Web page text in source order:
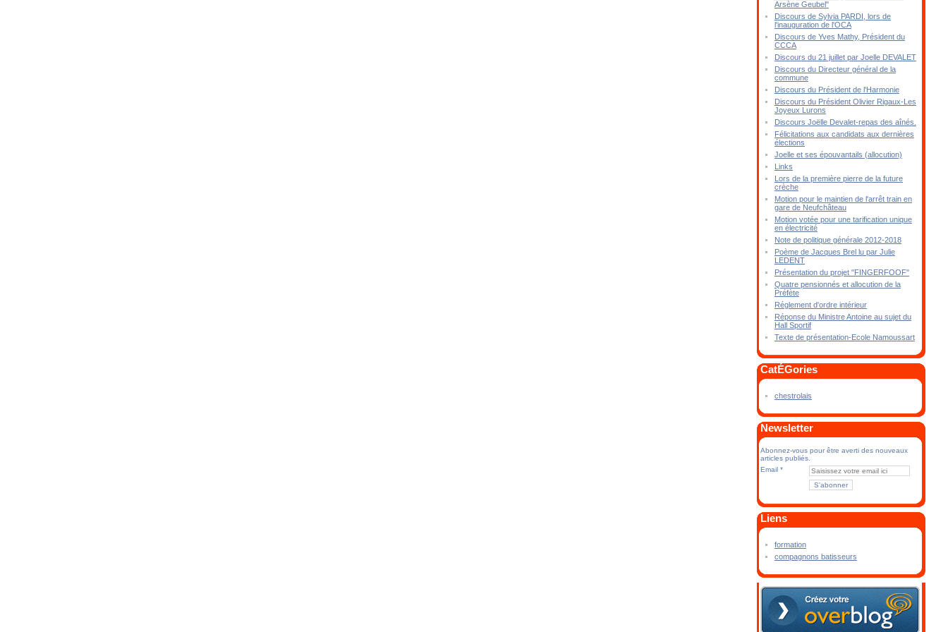
Arsène Geubel"
Discours de Sylvia PARDI, lors de
l'inauguration de l'OCA
Discours de Yves Mathy, Président du
CCCA
Discours du 21 juillet par Joelle DEVALET
Discours du Directeur général de la
commune
Discours du Président de l'Harmonie
Discours du Président Olivier Rigaux-Les
Joyeux Lurons
Discours Joëlle Devalet-repas des aînés.
Félicitations aux candidats aux dernières
élections
Joelle et ses épouvantails (allocution)
Links
Lors de la première pierre de la future
crèche
Motion pour le maintien de l'arrêt train en
gare de Neufchâteau
Motion votée pour une tarification unique
en électricité
Note de politique générale 2012-2018
Poème de Jacques Brel lu par Julie
LEDENT
Présentation du projet "FINGERFOOF"
Quatre pensionnés et allocution de la
Préfète
Réglement d'ordre intérieur
Réponse du Ministre Antoine au sujet du
Hall Sportif
Texte de présentation-Ecole Namoussart
CatÉGories
chestrolais
Newsletter
Abonnez-vous pour être averti des nouveaux
articles publiés.
Email
Liens
formation
compagnons batisseurs